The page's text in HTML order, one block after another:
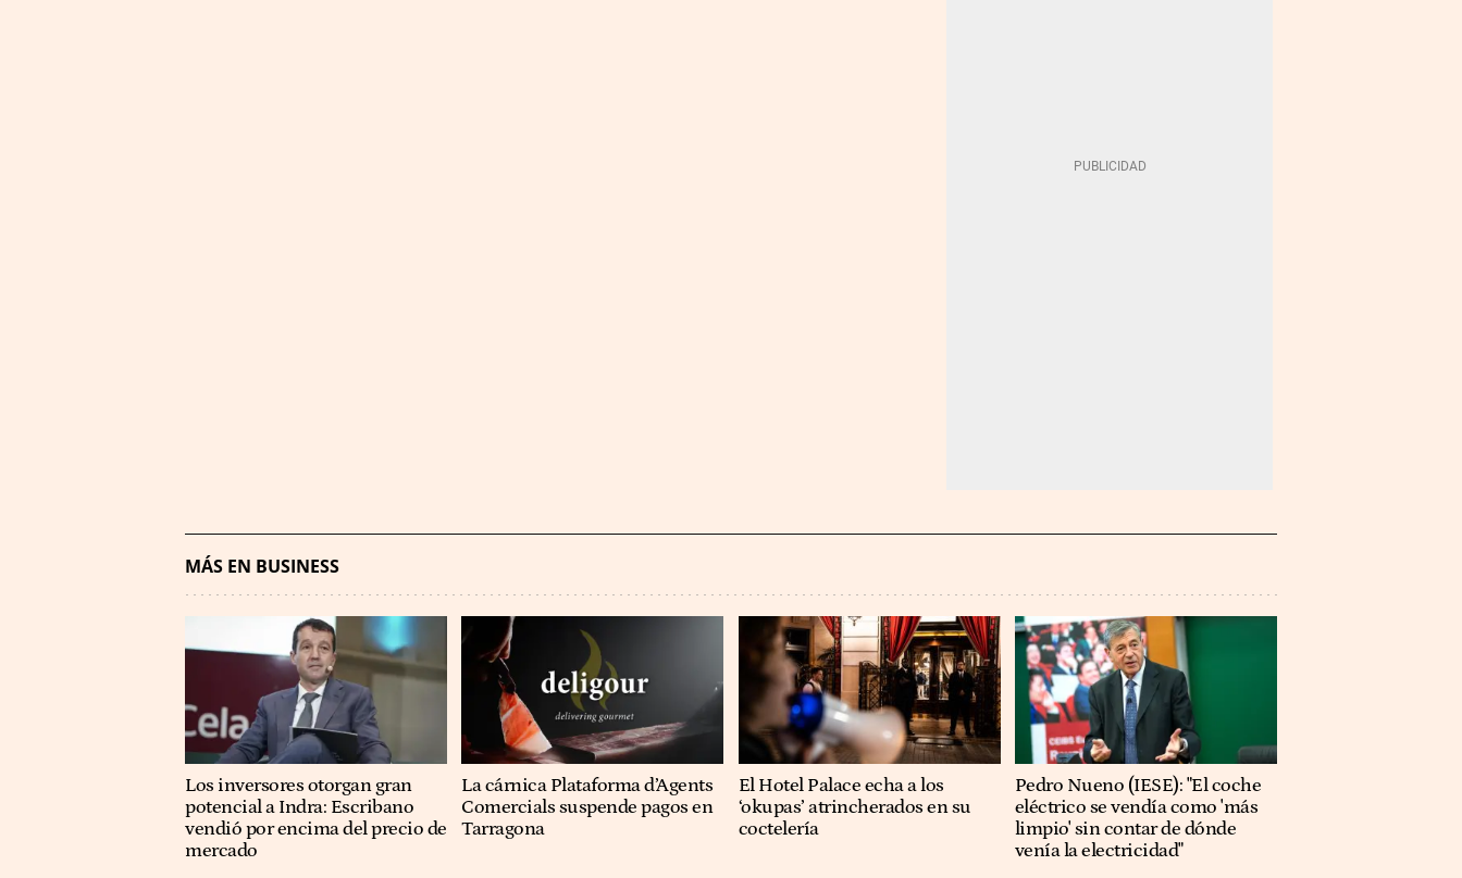
MÁS EN BUSINESS
Los inversores otorgan gran
potencial a Indra: Escribano
vendió por encima del precio de
mercado
La cárnica Plataforma d’Agents
Comercials suspende pagos en
Tarragona
El Hotel Palace echa a los
‘okupas’ atrincherados en su
coctelería
Pedro Nueno (IESE): "El coche
eléctrico se vendía como 'más
limpio' sin contar de dónde
venía la electricidad"